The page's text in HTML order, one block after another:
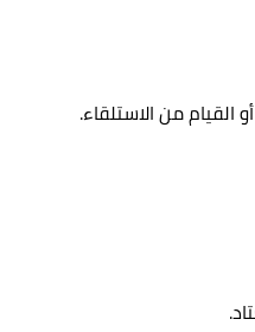
القيام من الاستلقاء.